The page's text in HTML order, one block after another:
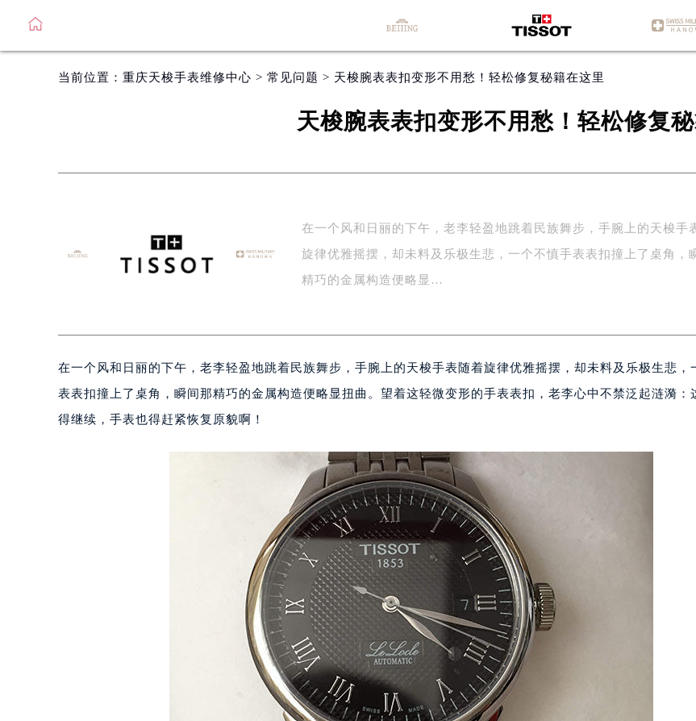
当前位置： 重庆天梭手表维修中心 > 常见问题 > 天梭腕表表扣变形不用愁！轻松修复秘籍在这里
天梭腕表表扣变形不用愁！轻松修复
在一个风和日丽的下午，老李轻盈地跳着民族舞步，手腕上的天梭手
旋律优雅摇摆，却未料及乐极生悲，一个不慎手表表扣撞上了桌角，
精巧的金属构造便略显…
在一个风和日丽的下午，老李轻盈地跳着民族舞步，手腕上的天梭手表随着旋律优雅摇摆，却未料及乐极生悲，
表表扣撞上了桌角，瞬间那精巧的金属构造便略显扭曲。望着这轻微变形的手表表扣，老李心中不禁泛起涟漪：
得继续，手表也得赶紧恢复原貌啊！